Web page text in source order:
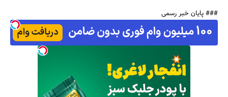
### پایان خبر رسمی